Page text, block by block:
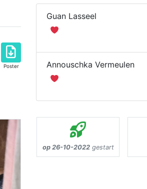
Poster
Guan Lasseel
Annouschka Vermeulen
op 26-10-2022gestart